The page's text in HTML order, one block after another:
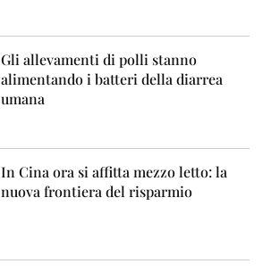
Gli allevamenti di polli stanno
alimentando i batteri della diarrea
umana
In Cina ora si affitta mezzo letto: la
nuova frontiera del risparmio